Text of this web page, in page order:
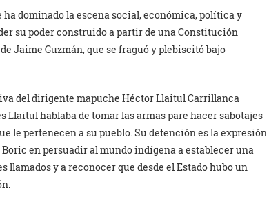
dominado la escena social, económica, política y
su poder construido a partir de una Constitución
Jaime Guzmán, que se fraguó y plebiscitó bajo
del dirigente mapuche Héctor Llaitul Carrillanca
Llaitul hablaba de tomar las armas pare hacer sabotajes
le pertenecen a su pueblo. Su detención es la expresión
en persuadir al mundo indígena a establecer una
llamados y a reconocer que desde el Estado hubo un